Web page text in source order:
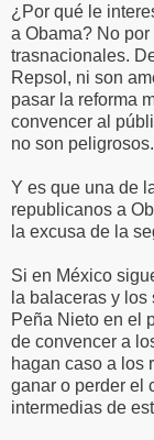
¿Por qué le
a Obama? No
trasnacionales.
Repsol, ni son
pasar la reforma
convencer al
no son peligrosos.
Y es que una de
republicanos a
la excusa de la
Si en México
la balaceras y
Peña Nieto en el
de convencer a
hagan caso a los
ganar o perder el
intermedias de